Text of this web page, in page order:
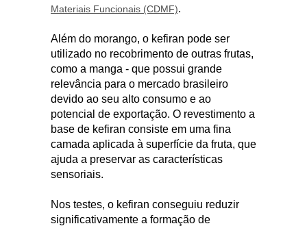
Materiais Funcionais (CDMF).
Além do morango, o kefiran pode ser
utilizado no recobrimento de outras frutas,
como a manga - que possui grande
relevância para o mercado brasileiro
devido ao seu alto consumo e ao
potencial de exportação. O revestimento a
base de kefiran consiste em uma fina
camada aplicada à superfície da fruta, que
ajuda a preservar as características
sensoriais.
Nos testes, o kefiran conseguiu reduzir
significativamente a formação de